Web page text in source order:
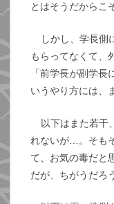
とはそうだからこ
しかし、学長側
もらってなくて、
「前学長が副学
いうやり方には、
以下はまた若干
れないが…。そも
て、お気の毒だと
だが、ちがうだろ